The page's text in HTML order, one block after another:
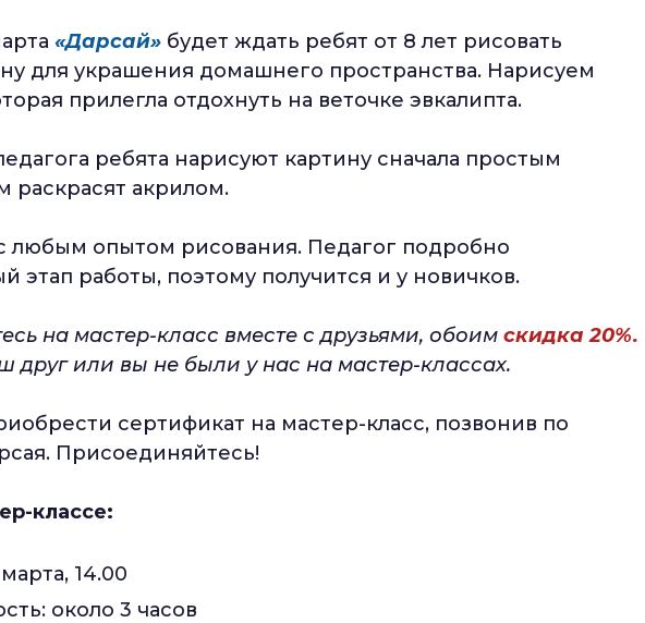
«Дарсай» будет ждать ребят от 8 лет рисовать
для украшения домашнего пространства. Нарисуем
прилегла отдохнуть на веточке эвкалипта.
ребята нарисуют картину сначала простым
раскрасят акрилом.
любым опытом рисования. Педагог подробно
этап работы, поэтому получится и у новичков.
на мастер-класс вместе с друзьями, обоим скидка 20%.
друг или вы не были у нас на мастер-классах.
сертификат на мастер-класс, позвонив по
Присоединяйтесь!
классе:
14.00
около 3 часов